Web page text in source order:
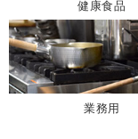
健康食品
業務用